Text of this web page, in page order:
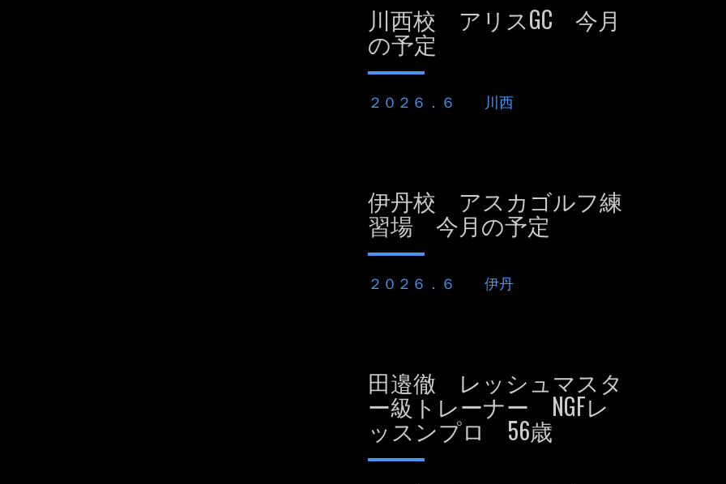
川西校 アリスGC 今月
の予定
２０２６．６ 川西
伊丹校 アスカゴルフ練
習場 今月の予定
２０２６．６ 伊丹
田邉徹 レッシュマスタ
ー級トレーナー NGFレ
ッスンプロ 56歳